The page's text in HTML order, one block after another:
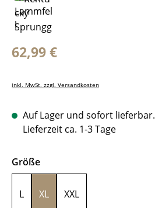
Regulärer Preis:
62,99 €
inkl. MwSt. zzgl. Versandkosten
Auf Lager und sofort lieferbar.
Lieferzeit ca. 1-3 Tage
Größeauswählen
L XL XXL